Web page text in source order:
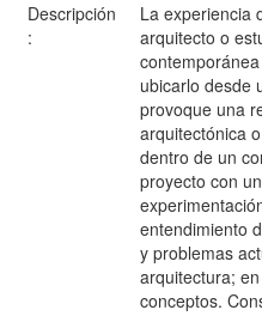
Descripción
:
La experiencia
arquitecto o
ubicarlo desde
provoque una
arquitectónica
dentro de un
proyecto con
entendimiento
y problemas
arquitectura;
conceptos.